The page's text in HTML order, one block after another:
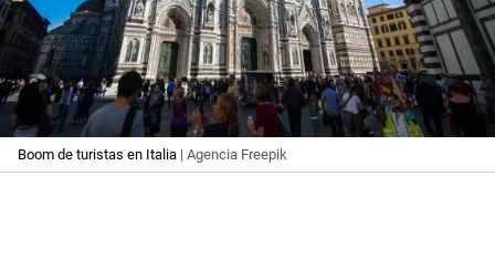
Boom de turistas en Italia | Agencia Freepik